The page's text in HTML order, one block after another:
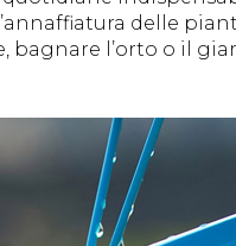
delle
bagnare l’orto o il